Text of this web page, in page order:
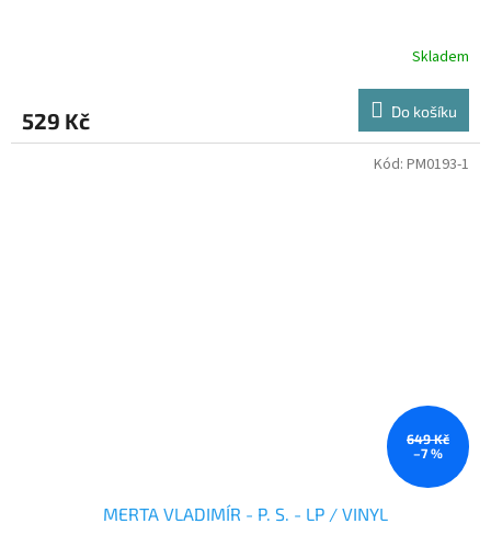
Skladem
529 Kč Do košíku
649 Kč
–7 %
MERTA VLADIMÍR - P. S. - LP / VINYL
Kód: PM0193-1